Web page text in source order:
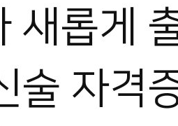
새롭게
술 자격